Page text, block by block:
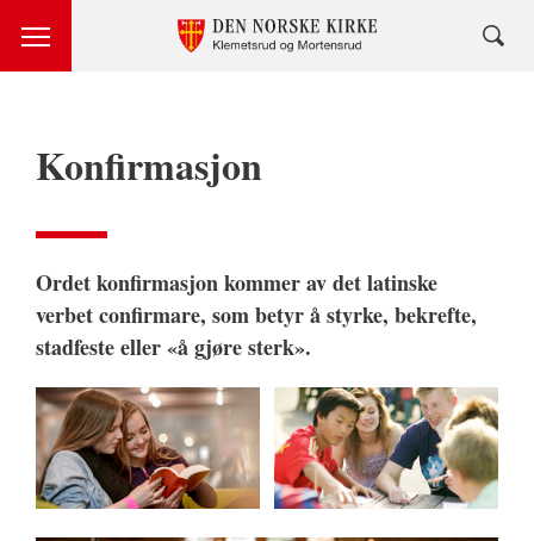
Konfirmasjon
Ordet konfirmasjon kommer av det latinske
verbet confirmare, som betyr å styrke, bekrefte,
stadfeste eller «å gjøre sterk».